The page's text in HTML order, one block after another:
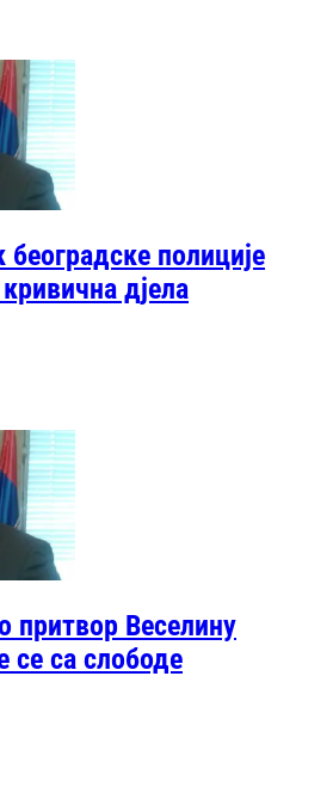
полиције
дјела
притвор Веселину
се са слободе